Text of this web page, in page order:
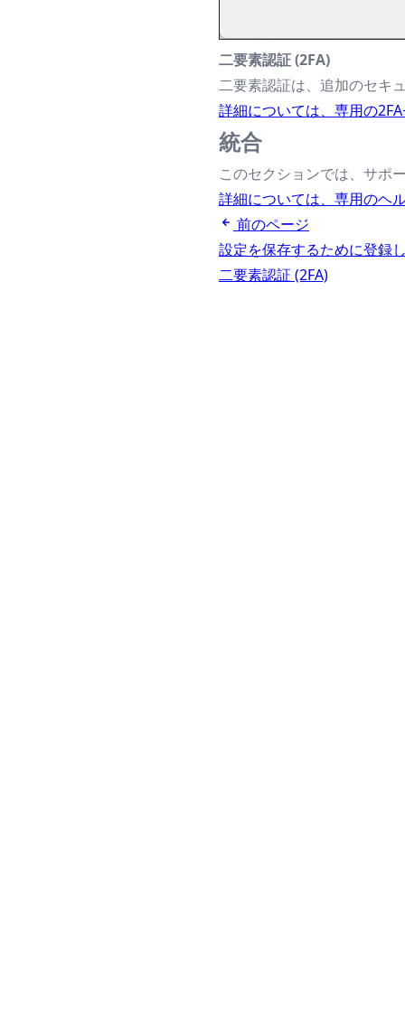
二要素認証 (2FA)
二要素認証は、追加のセキ
詳細については、専用の
統合
このセクションでは、サポ
詳細については、専用のヘ
前のページ
設定を保存するために登録
二要素認証 (2FA)